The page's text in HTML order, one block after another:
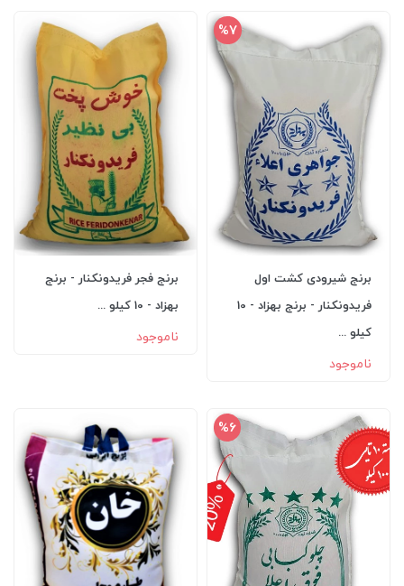
%7
برنج شیرودی کشت اول
فریدونکنار - برنج بهزاد - 10
کیلو ...
ناموجود
برنج فجر فریدونکنار - برنج
بهزاد - 10 کیلو ...
ناموجود
%6